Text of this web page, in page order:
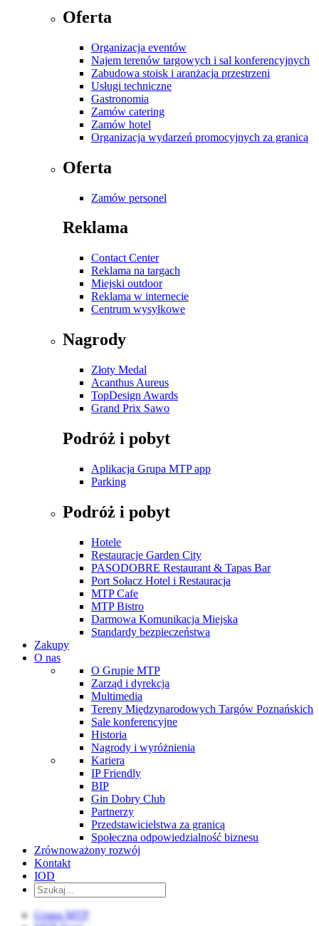
Oferta
Organizacja eventów
Najem terenów targowych i sal konferencyjnych
Zabudowa stoisk i aranżacja przestrzeni
Usługi techniczne
Gastronomia
Zamów catering
Zamów hotel
Organizacja wydarzeń promocyjnych za granicą
Oferta
Zamów personel
Reklama
Contact Center
Reklama na targach
Miejski outdoor
Reklama w internecie
Centrum wysyłkowe
Nagrody
Złoty Medal
Acanthus Aureus
TopDesign Awards
Grand Prix Sawo
Podróż i pobyt
Aplikacja Grupa MTP app
Parking
Podróż i pobyt
Hotele
Restauracje Garden City
PASODOBRE Restaurant & Tapas Bar
Port Sołacz Hotel i Restauracja
MTP Cafe
MTP Bistro
Darmowa Komunikacja Miejska
Standardy bezpieczeństwa
Zakupy
O nas
O Grupie MTP
Zarząd i dyrekcja
Multimedia
Tereny Międzynarodowych Targów Poznańskich
Sale konferencyjne
Historia
Nagrody i wyróżnienia
Kariera
IP Friendly
BIP
Gin Dobry Club
Partnerzy
Przedstawicielstwa za granicą
Społeczna odpowiedzialność biznesu
Zrównoważony rozwój
Kontakt
IOD
Grupa MTP